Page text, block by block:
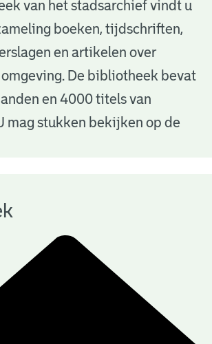
van het stadsarchief vindt u
boeken, tijdschriften,
en artikelen over
De bibliotheek bevat
en 4000 titels van
mag stukken bekijken op de